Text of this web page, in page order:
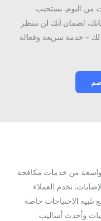
من اليوم. يستجيب
لضمان أنك لن تنتظر
لك – خدمة سريعة وفعالة
واسعة من خدمات مكافحة
نخدم العملاء
الاحتياجات خاصة
وأحدث أساليب